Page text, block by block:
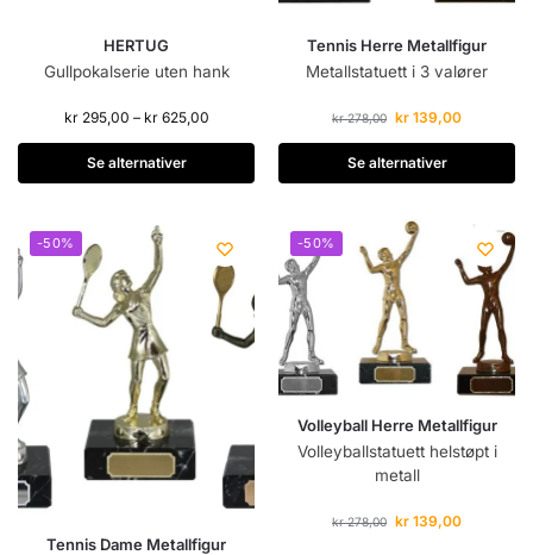
HERTUG
Gullpokalserie uten hank
kr295,00 – kr625,00
Se alternativer
Tennis Herre Metallfigur
Metallstatuett i 3 valører
kr278,00 kr 139,00
Se alternativer
-50%
Tennis Dame Metallfigur
-50%
Volleyball Herre Metallfigur
Volleyballstatuett helstøpt i
metall
kr278,00 kr 139,00